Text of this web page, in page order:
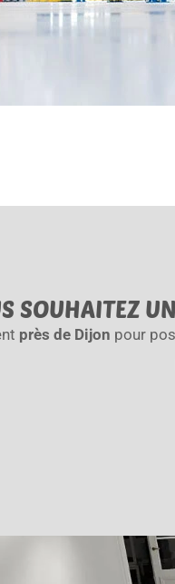
SOUHAITEZ
près de Dijon pour